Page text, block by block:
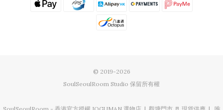
© 2019-2026
SoulSeoulRoom Studio 保留所有權